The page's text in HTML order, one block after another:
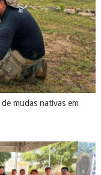
mudas nativas em